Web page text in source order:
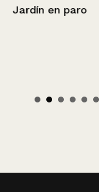
Jardín en paro